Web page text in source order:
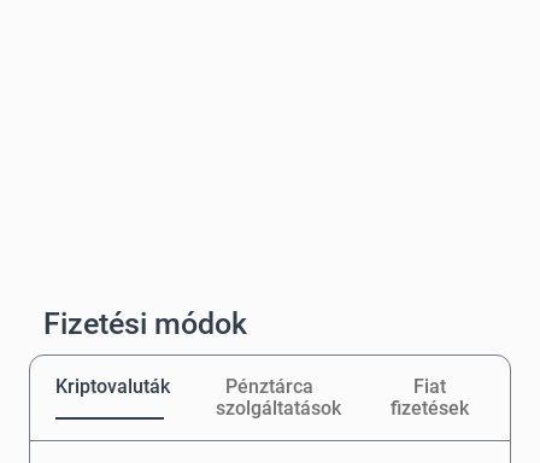
Fizetési módok
Kriptovaluták
Pénztárca
szolgáltatások
Fiat
fizetések